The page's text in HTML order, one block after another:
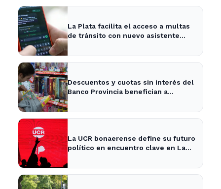
La Plata facilita el acceso a multas
de tránsito con nuevo asistente
Descuentos y cuotas sin interés del
Banco Provincia benefician a
La UCR bonaerense define su futuro
político en encuentro clave en La